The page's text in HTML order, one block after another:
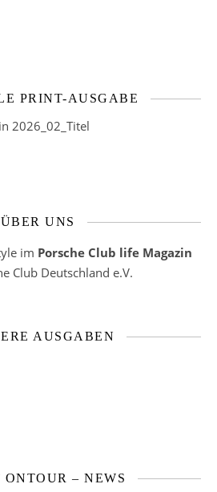
PRINT-AUSGABE
ÜBER UNS
im Porsche Club life Magazin
Club Deutschland e.V.
AUSGABEN
ONTOUR – NEWS